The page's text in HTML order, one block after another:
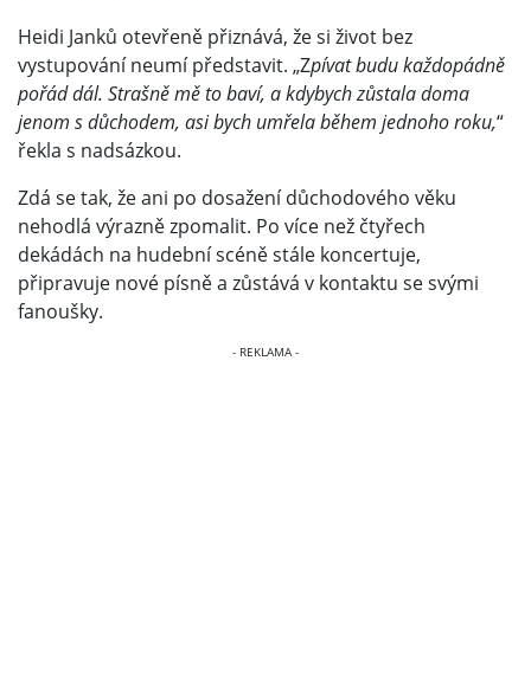
Heidi Janků otevřeně přiznává, že si život bez
vystupování neumí představit. „Zpívat budu každopádně
pořád dál. Strašně mě to baví, a kdybych zůstala doma
jenom s důchodem, asi bych umřela během jednoho roku,“
řekla s nadsázkou.
Zdá se tak, že ani po dosažení důchodového věku
nehodlá výrazně zpomalit. Po více než čtyřech
dekádách na hudební scéně stále koncertuje,
připravuje nové písně a zůstává v kontaktu se svými
fanoušky.